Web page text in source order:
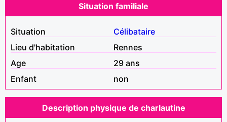
Situation familiale
Situation
Célibataire
Lieu d'habitation
Rennes
Age
29 ans
Enfant
non
Description physique de charlautine